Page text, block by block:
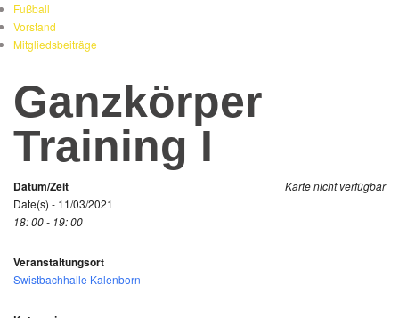
Fußball
Vorstand
Mitgliedsbeiträge
Ganzkörper
Training I
Karte nicht verfügbar
Datum/Zeit
Date(s) - 11/03/2021
18: 00 - 19: 00
Veranstaltungsort
Swistbachhalle Kalenborn